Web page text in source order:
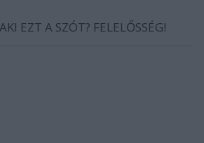
EZT A SZÓT? FELELŐSSÉG!